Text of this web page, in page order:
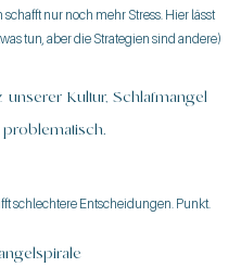
nur noch mehr Stress. Hier lässt
tun, aber die Strategien sind andere)
unserer Kultur, Schlafmangel
problematisch.
schlechtere Entscheidungen. Punkt.